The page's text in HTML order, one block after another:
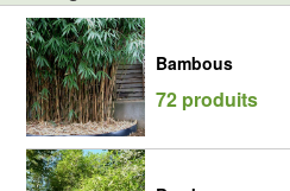
Bambous
72 produits